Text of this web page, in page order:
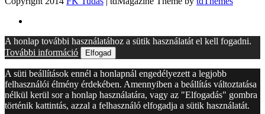
A honlap további használatához a sütik használatát el kell fogadni.
További információ
Elfogad
A süti beállítások ennél a honlapnál engedélyezett a legjobb
felhasználói élmény érdekében. Amennyiben a beállítás változtatása
nélkül kerül sor a honlap használatára, vagy az "Elfogadás" gombra
történik kattintás, azzal a felhasználó elfogadja a sütik használatát.